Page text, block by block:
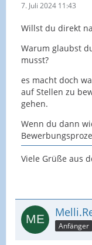
7. Juli 2024 11:43
Willst du direkt
Warum glaubst
musst?
es macht doch
auf Stellen zu
gehen.
Wenn du dann
Viele Grüße aus
Anfänger